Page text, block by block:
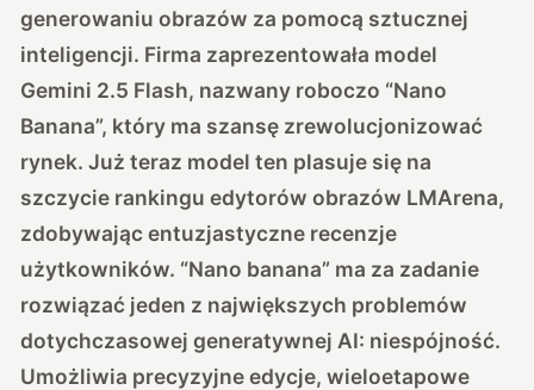
generowaniu obrazów za pomocą sztucznej
inteligencji. Firma zaprezentowała model
Gemini 2.5 Flash, nazwany roboczo “Nano
Banana”, który ma szansę zrewolucjonizować
rynek. Już teraz model ten plasuje się na
szczycie rankingu edytorów obrazów LMArena,
zdobywając entuzjastyczne recenzje
użytkowników. “Nano banana” ma za zadanie
rozwiązać jeden z największych problemów
dotychczasowej generatywnej AI: niespójność.
Umożliwia precyzyjne edycje, wieloetapowe